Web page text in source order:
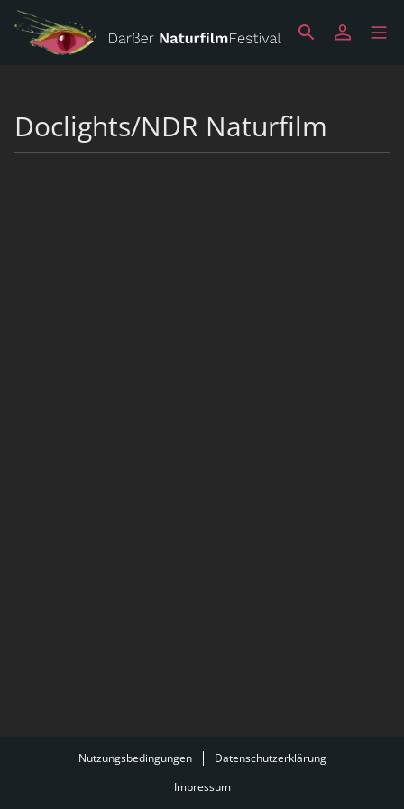
Doclights/NDR Naturfilm
Nutzungsbedingungen
Datenschutzerklärung
Impressum